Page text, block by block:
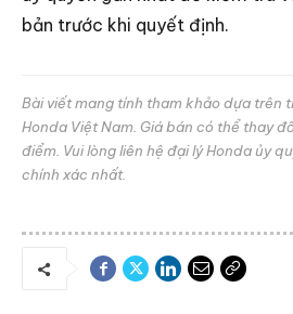
bản trước khi quyết định.
Bài viết mang tính tham khảo dựa trên
Honda Việt Nam. Giá bán có thể thay
điểm. Vui lòng liên hệ đại lý Honda ủy
chính xác nhất.